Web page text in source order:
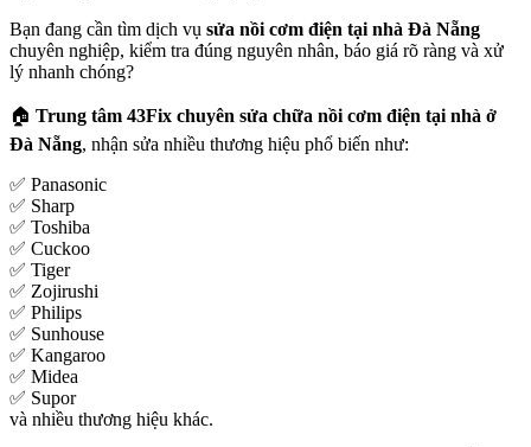
Bạn đang cần tìm dịch vụ sửa nồi cơm điện tại nhà Đà Nẵng
chuyên nghiệp, kiểm tra đúng nguyên nhân, báo giá rõ ràng và xử
lý nhanh chóng?
🏠 Trung tâm 43Fix chuyên sửa chữa nồi cơm điện tại nhà ở
Đà Nẵng, nhận sửa nhiều thương hiệu phổ biến như:
✅ Panasonic
✅ Sharp
✅ Toshiba
✅ Cuckoo
✅ Tiger
✅ Zojirushi
✅ Philips
✅ Sunhouse
✅ Kangaroo
✅ Midea
✅ Supor
và nhiều thương hiệu khác.